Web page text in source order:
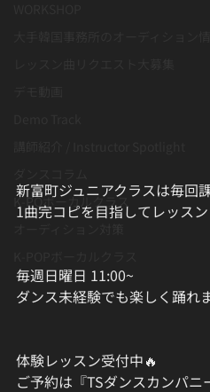
K-POボーカルクラス
新富町ジュニアクラスは毎回
1曲完コピを目指してレッス
毎週日曜日 11:00~
ダンス未経験でも楽しく踊れ
体験レッスン受付中🔥
ご予約は『TSダンスカンパニ